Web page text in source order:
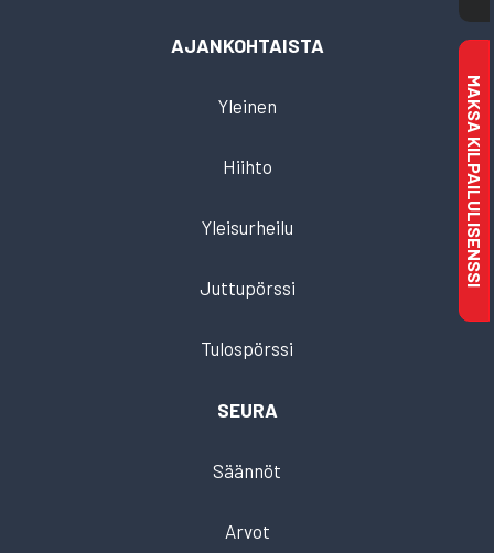
AJANKOHTAISTA
Yleinen
Hiihto
Yleisurheilu
Juttupörssi
Tulospörssi
SEURA
Säännöt
Arvot
MAKSA KILPAILULISENSSI